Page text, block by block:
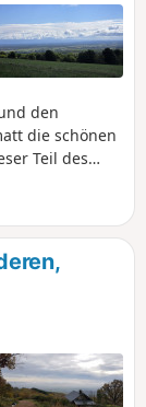
den
die schönen
Teil des